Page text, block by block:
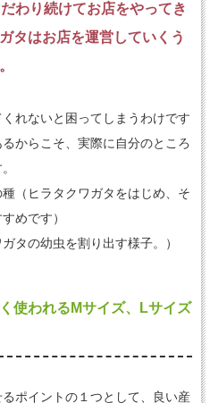
わり続けてお店をやってき
タはお店を運営していくう
れないと困ってしまうわけです
からこそ、実際に自分のところ
（ヒラタクワガタをはじめ、そ
めです）
タの幼虫を割り出す様子。）
使われるMサイズ、Lサイズ
ポイントの１つとして、良い産